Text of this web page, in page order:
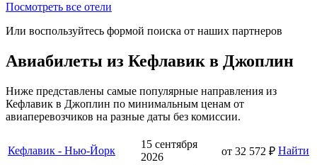
Посмотреть все отели
Или воспользуйтесь формой поиска от наших партнеров
Авиабилеты из Кефлавик в Джоплин
Ниже представлены самые популярные направления из
Кефлавик в Джоплин по минимальным ценам от
авиаперевозчиков на разные даты без комиссии.
Кефлавик - Нью-Йорк
15 сентября
2026
от 32 572 ₽ Найти